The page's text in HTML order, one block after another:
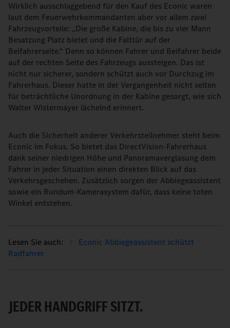
Wirklich ausschlaggebend für den Kauf des Econic waren
laut dem Feuerwehrkommandanten aber vor allem zwei
Fahrzeugvorteile: „Die große Kabine, die bis zu vier Mann
Besatzung Platz bietet und die Falttür auf der
Beifahrerseite.“ Denn so können Fahrer und Beifahrer beide
auf der rechten Seite des Fahrzeugs aussteigen. Das ist
nicht nur sicherer, sondern schützt auch vor Durchzug im
Fahrerhaus. Dieser hatte in der Vergangenheit nicht selten
für beträchtliche Unordnung in der Kabine gesorgt, wie sich
Walter Wistermayer lächelnd erinnert.
Auch die Sicherheit anderer Verkehrsteilnehmer steht beim
Econic im Fokus. So bietet das DirectVision-Fahrerhaus
dank seiner niedrigen Höhe und Panoramaverglasung dem
Fahrer in jeder Situation einen direkten Blick auf das
Verkehrsgeschehen. Zusätzlich sorgen der Abbiegeassistent
sowie ein Rundum-Kamerasystem dafür, dass keine toten
Winkel entstehen.
Econic Abbiegeassistent schützt
Radfahrer
JEDER HANDGRIFF SITZT.